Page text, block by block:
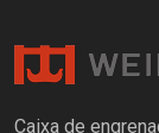
Caixa de